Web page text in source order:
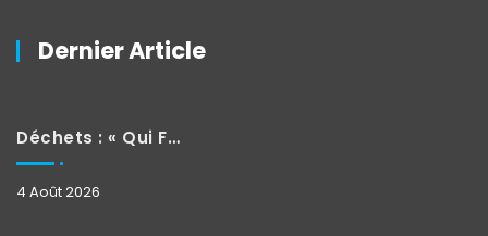
Dernier Article
Déchets : « Qui Fait Quoi »
4 Août 2026